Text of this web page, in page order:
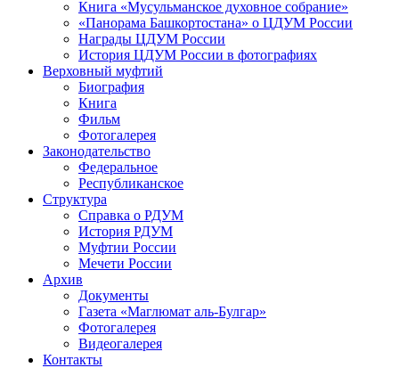
Книга «Мусульманское духовное собрание»
«Панорама Башкортостана» о ЦДУМ России
Награды ЦДУМ России
История ЦДУМ России в фотографиях
Верховный муфтий
Биография
Книга
Фильм
Фотогалерея
Законодательство
Федеральное
Республиканское
Структура
Справка о РДУМ
История РДУМ
Муфтии России
Мечети России
Архив
Документы
Газета «Маглюмат аль-Булгар»
Фотогалерея
Видеогалерея
Контакты